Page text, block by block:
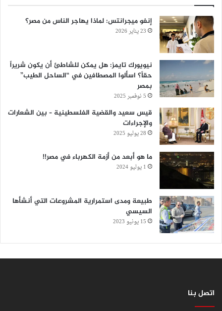
إنفو ميجرانتس: لماذا يهاجر الناس من مصر؟
23 يناير 2026
نيويورك تايمز: هل يمكن للشاطئ أن يكون شريراً
حقاً؟ اسألوا المصطافين في “الساحل الطيب”
بمصر
5 نوفمبر 2025
قيس سعيد والقضية الفلسطينية – بين الشعارات
والإجراءات
28 يوليو 2025
‏ما هو أبعد من أزمة الكهرباء في مصر!!
1 يوليو 2024
طبيعة ومدى استمرارية المشروعات التي أنشأها
السيسي
15 يونيو 2023
اتصل بنا